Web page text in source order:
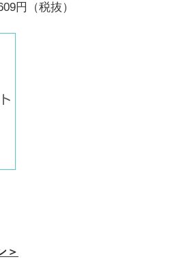
円（税抜）
＞